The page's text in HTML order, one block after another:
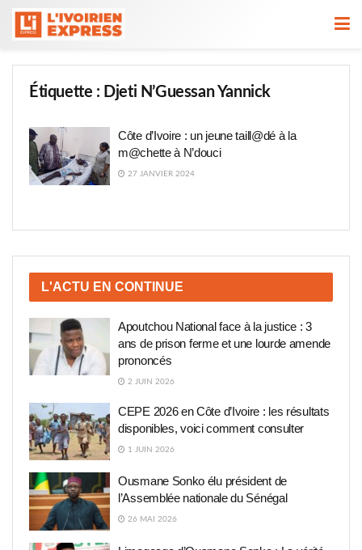
Étiquette : Djeti N’Guessan Yannick
Côte d’Ivoire : un jeune taill@dé à la
m@chette à N’douci
27 JANVIER 2024
L'ACTU EN CONTINUE
Apoutchou National face à la justice : 3
ans de prison ferme et une lourde amende
prononcés
2 JUIN 2026
CEPE 2026 en Côte d’Ivoire : les résultats
disponibles, voici comment consulter
1 JUIN 2026
Ousmane Sonko élu président de
l’Assemblée nationale du Sénégal
26 MAI 2026